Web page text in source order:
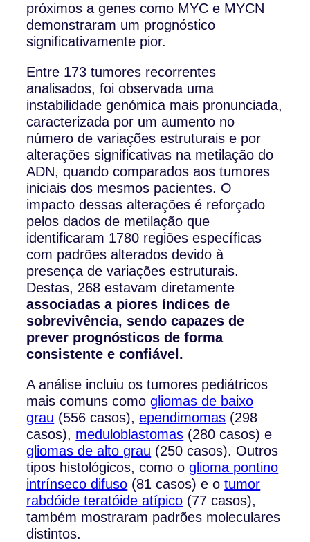
próximos a genes como MYC e MYCN
demonstraram um prognóstico
significativamente pior.
Entre 173 tumores recorrentes
analisados, foi observada uma
instabilidade genómica mais pronunciada,
caracterizada por um aumento no
número de variações estruturais e por
alterações significativas na metilação do
ADN, quando comparados aos tumores
iniciais dos mesmos pacientes. O
impacto dessas alterações é reforçado
pelos dados de metilação que
identificaram 1780 regiões específicas
com padrões alterados devido à
presença de variações estruturais.
Destas, 268 estavam diretamente
associadas a piores índices de
sobrevivência, sendo capazes de
prever prognósticos de forma
consistente e confiável.
A análise incluiu os tumores pediátricos
mais comuns comogliomas de baixo
grau (556 casos),ependimomas (298
casos), meduloblastomas (280 casos) e
gliomas de alto grau (250 casos). Outros
tipos histológicos, como oglioma pontino
intrínseco difuso (81 casos) e otumor
rabdóide teratóide atípico (77 casos),
também mostraram padrões moleculares
distintos.